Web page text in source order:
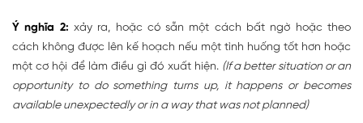
Ý nghĩa 2: xảy ra, hoặc có sẵn một cách bất ngờ hoặc theo
cách không được lên kế hoạch nếu một tình huống tốt hơn hoặc
một cơ hội để làm điều gì đó xuất hiện. (If a better situation or an
opportunity to do something turns up, it happens or becomes
available unexpectedly or in a way that was not planned)